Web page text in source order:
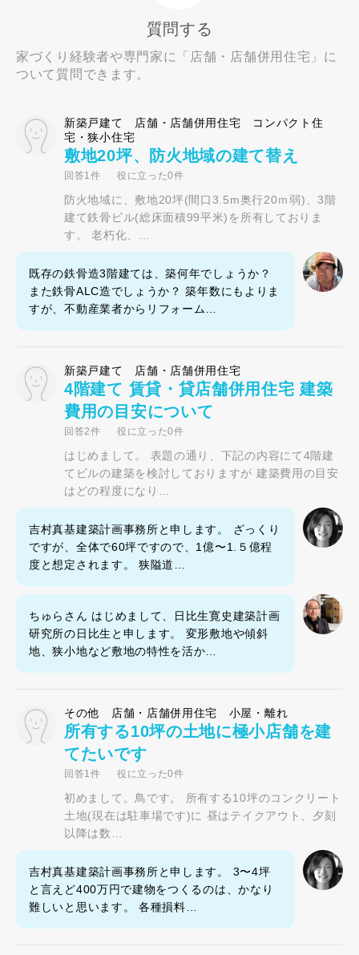
質問する
家づくり経験者や専門家に「店舗・店舗併用住宅」に
ついて質問できます。
新築戸建て 店舗・店舗併用住宅 コンパクト住
宅・狭小住宅
敷地20坪、防火地域の建て替え
回答1件 役に立った0件
防火地域に、敷地20坪(間口3.5m奥行20ｍ弱)、3階
建て鉄骨ビル(総床面積99平米)を所有しておりま
す。 老朽化、…
既存の鉄骨造3階建ては、築何年でしょうか？
また鉄骨ALC造でしょうか？ 築年数にもよりま
すが、不動産業者からリフォーム…
新築戸建て 店舗・店舗併用住宅
4階建て 賃貸・貸店舗併用住宅 建築
費用の目安について
回答2件 役に立った0件
はじめまして。 表題の通り、下記の内容にて4階建
てビルの建築を検討しておりますが 建築費用の目安
はどの程度になり…
吉村真基建築計画事務所と申します。 ざっくり
ですが、全体で60坪ですので、1億〜1.５億程
度と想定されます。 狭隘道…
ちゅらさん はじめまして、日比生寛史建築計画
研究所の日比生と申します。 変形敷地や傾斜
地、狭小地など敷地の特性を活か…
その他 店舗・店舗併用住宅 小屋・離れ
所有する10坪の土地に極小店舗を建
てたいです
回答1件 役に立った0件
初めまして。鳥です。 所有する10坪のコンクリート
土地(現在は駐車場です)に 昼はテイクアウト、夕刻
以降は数…
吉村真基建築計画事務所と申します。 3〜4坪
と言えど400万円で建物をつくるのは、かなり
難しいと思います。 各種損料…